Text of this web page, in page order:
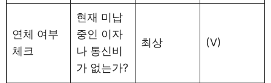
연체 여부
체크
현재 미납
중인 이자
나 통신비
가 없는가?
최상 (V)